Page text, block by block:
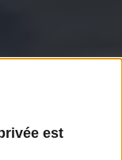
est